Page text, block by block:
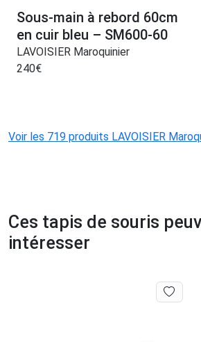
Sous-main à rebord 60cm
en cuir bleu – SM600-60
LAVOISIER Maroquinier
240€
Voir les 719 produits LAVOISIER
Ces tapis de souris
intéresser